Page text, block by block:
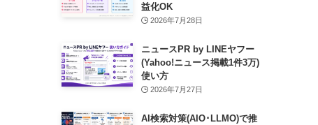
益化OK
2026年7月28日
ニュースPR by LINEヤフー
(Yahoo!ニュース掲載1件3万)
使い方
2026年7月27日
AI検索対策(AIO･LLMO)で推